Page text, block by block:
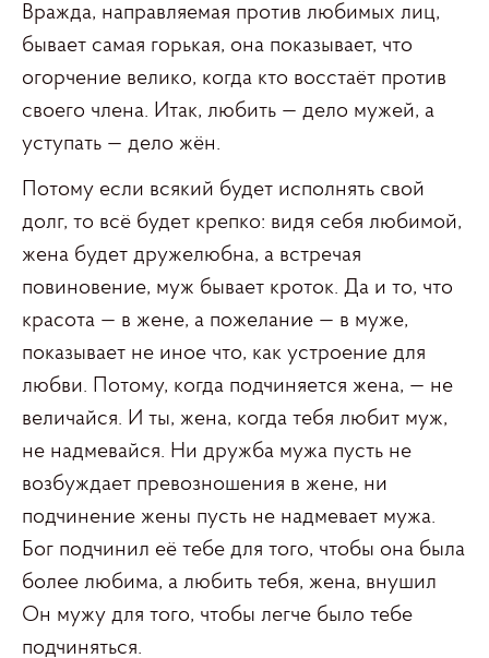
Вражда, направляемая против любимых лиц,
бывает самая горькая, она показывает, что
огорчение велико, когда кто восстаёт против
своего члена. Итак, любить — дело мужей, а
уступать — дело жён.
Потому если всякий будет исполнять свой
долг, то всё будет крепко: видя себя любимой,
жена будет дружелюбна, а встречая
повиновение, муж бывает кроток. Да и то, что
красота — в жене, а пожелание — в муже,
показывает не иное что, как устроение для
любви. Потому, когда подчиняется жена, — не
величайся. И ты, жена, когда тебя любит муж,
не надмевайся. Ни дружба мужа пусть не
возбуждает превозношения в жене, ни
подчинение жены пусть не надмевает мужа.
Бог подчинил её тебе для того, чтобы она была
более любима, а любить тебя, жена, внушил
Он мужу для того, чтобы легче было тебе
подчиняться.